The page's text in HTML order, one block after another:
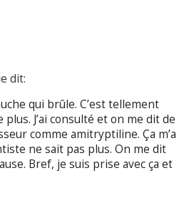
dit:
qui brûle. C’est tellement
J’ai consulté et on me dit de
comme amitryptiline. Ça m’a
ne sait pas plus. On me dit
Bref, je suis prise avec ça et